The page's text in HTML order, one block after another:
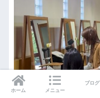
ホーム メニュー
ブログ